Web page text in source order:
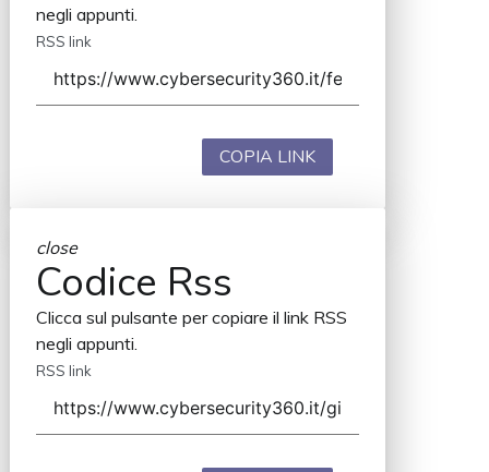
negli appunti.
RSS link
COPIA LINK
close
Codice Rss
Clicca sul pulsante per copiare il link RSS
negli appunti.
RSS link